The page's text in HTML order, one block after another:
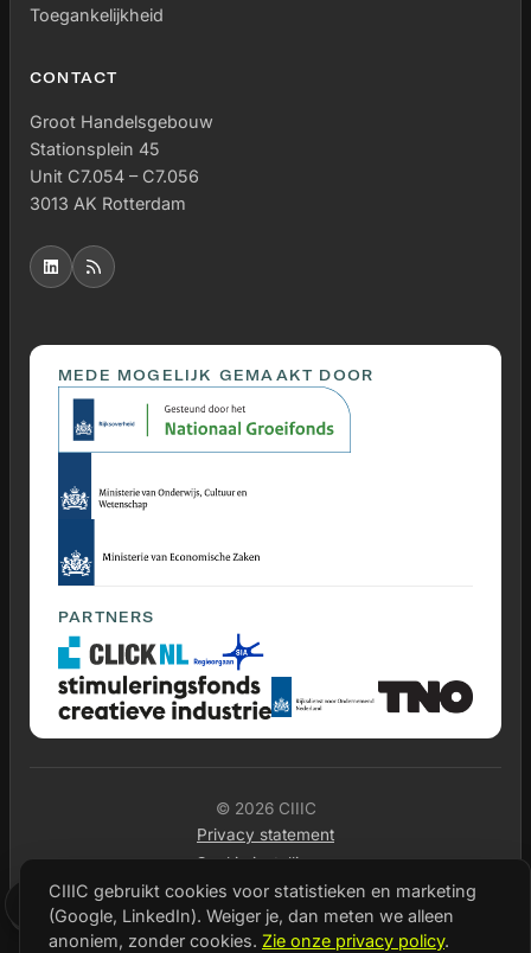
Toegankelijkheid
CONTACT
Groot Handelsgebouw
Stationsplein 45
Unit C7.054 – C7.056
3013 AK Rotterdam
MEDE MOGELIJK GEMAAKT DOOR
PARTNERS
© 2026 CIIIC
Privacy statement
Cookie instellingen
EN
CIIIC gebruikt cookies voor statistieken en marketing
(Google, LinkedIn). Weiger je, dan meten we alleen
anoniem, zonder cookies. Zie onze privacy policy.